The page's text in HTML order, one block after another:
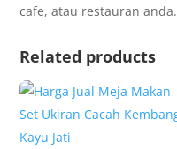
cafe, atau restauran anda.
Related products